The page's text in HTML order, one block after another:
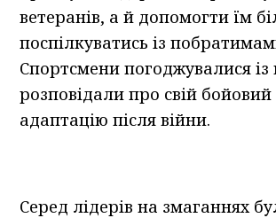
ветеранів, а й допомогти їм
поспілкуватись із
Спортсмени погоджувалися
розповідали про свій
адаптацію після війни.
Серед лідерів на змаганнях